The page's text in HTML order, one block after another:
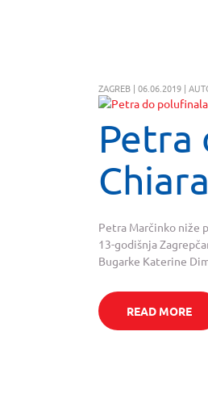
ZAGREB | 06.06.2019 |
Petra
Petra Marčinko niže
13-godišnja
Bugarke Katerine
READ MORE